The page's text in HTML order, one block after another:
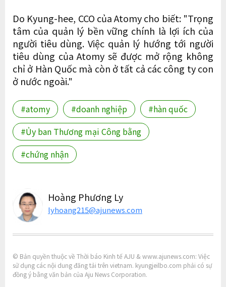
Do Kyung-hee, CCO của Atomy cho biết: "Trọng
tâm của quản lý bền vững chính là lợi ích của
người tiêu dùng. Việc quản lý hướng tới người
tiêu dùng của Atomy sẽ được mở rộng không
chỉ ở Hàn Quốc mà còn ở tất cả các công ty con
ở nước ngoài."
#atomy #doanh nghiệp
#hàn quốc
#Ủy ban Thương mại Công bằng
#chứng nhận
Hoàng Phương Ly
lyhoang215@ajunews.com
© Bản quyền thuộc về Thời báo Kinh tế AJU & www.ajunews.com: Việc
sử dụng các nội dung đăng tải trên vietnam. kyungjeilbo.com phải có sự
đồng ý bằng văn bản của Aju News Corporation.